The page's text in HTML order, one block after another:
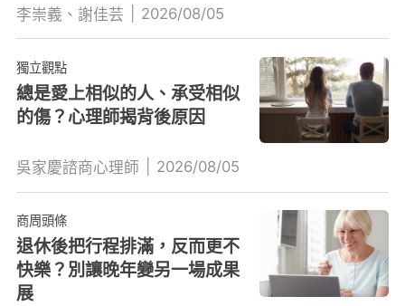
李崇義、謝佳芸 2026/08/05
獨立觀點
總是愛上相似的人、承受相似
的傷？心理師揭背後原因
吳家慶諮商心理師 2026/08/05
商周頭條
退休後把行程排滿，反而更不
快樂？別讓晚年變另一場成果
展